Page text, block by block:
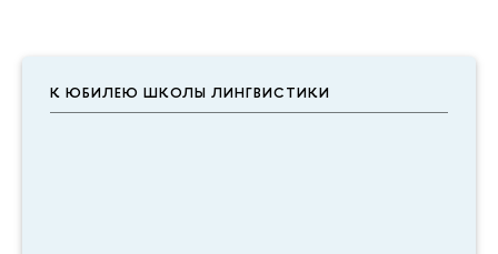
К ЮБИЛЕЮ ШКОЛЫ ЛИНГВИСТИКИ